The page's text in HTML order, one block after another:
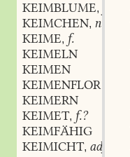
KEIMBLUME,
KEIMCHEN, n.
KEIME, f.
KEIMELN
KEIMEN
KEIMENFLOR
KEIMERN
KEIMET, f.?
KEIMFÄHIG
KEIMICHT, adj.